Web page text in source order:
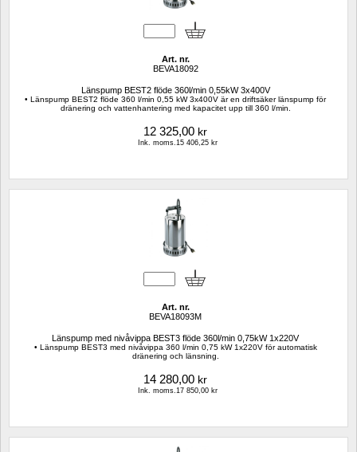
Art. nr.
BEVA18092
Länspump BEST2 flöde 360l/min 0,55kW 3x400V
• Länspump BEST2 flöde 360 l/min 0,55 kW 3x400V är en driftsäker länspump för
dränering och vattenhantering med kapacitet upp till 360 l/min.
12 325,00 kr
Ink. moms.15 406,25 kr
Art. nr.
BEVA18093M
Länspump med nivåvippa BEST3 flöde 360l/min 0,75kW 1x220V
• Länspump BEST3 med nivåvippa 360 l/min 0,75 kW 1x220V för automatisk
dränering och länsning.
14 280,00 kr
Ink. moms.17 850,00 kr